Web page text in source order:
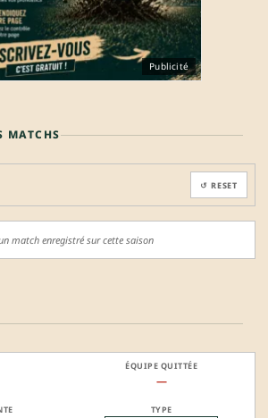
Publicité
MATCHS
↺ RESET
match enregistré sur cette saison
—